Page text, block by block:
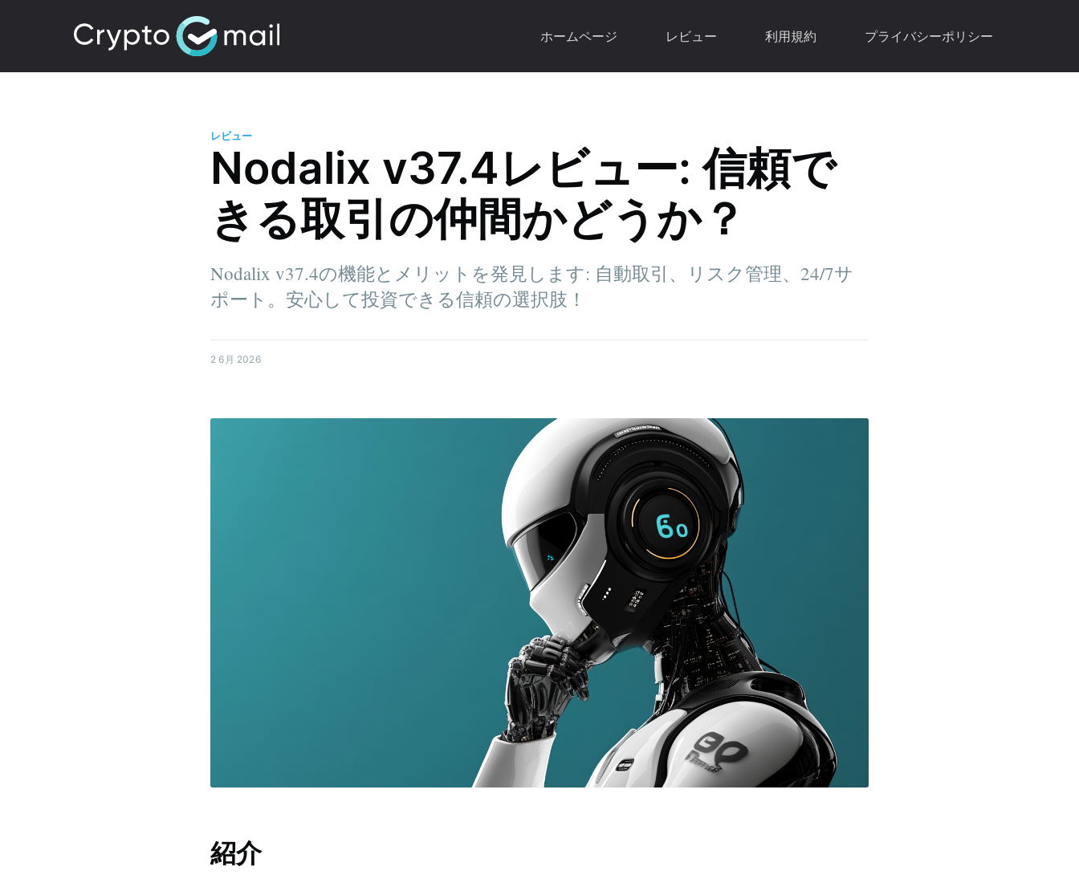
ホームページ レビュー 利用規約 プライバシーポリシー
レビュー
Nodalix v37.4レビュー: 信頼で
きる取引の仲間かどうか？
Nodalix v37.4の機能とメリットを発見します: 自動取引、リスク管理、24/7サ
ポート。安心して投資できる信頼の選択肢！
2 6月 2026
紹介